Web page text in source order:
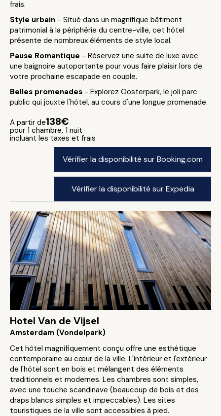
frais.
Style urbain - Situé dans un magnifique bâtiment
patrimonial à la périphérie du centre-ville, cet hôtel
présente de nombreux éléments de style local.
Pause Romantique - Réservez une suite de luxe avec
une baignoire autoportante pour vous faire plaisir lors de
votre prochaine escapade en couple.
Belles promenades - Explorez Oosterpark, le joli parc
public qui jouxte l'hôtel, au cours d'une longue promenade.
A partir de138€
pour 1 chambre, 1 nuit
incluant les taxes et frais
Vérifier la disponibilité sur Booking.com
Vérifier la disponibilité sur Expedia
Hotel Van de Vijsel
Amsterdam (Vondelpark)
Cet hôtel magnifiquement conçu offre une esthétique
contemporaine au cœur de la ville. L'intérieur et l'extérieur
de l'hôtel sont en bois et mélangent des éléments
traditionnels et modernes. Les chambres sont simples,
avec une touche scandinave (beaucoup de bois et des
draps blancs simples et impeccables). Les sites
touristiques de la ville sont accessibles à pied.